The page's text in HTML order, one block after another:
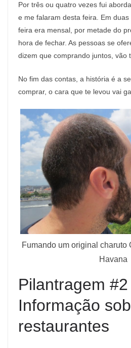
Por três ou quatro vezes fui
e me falaram desta feira. Em
feira era mensal, por metade do
hora de fechar. As pessoas se
dizem que comprando juntos, vão
No fim das contas, a história é a
comprar, o cara que te levou vai
Fumando um original charuto
Havana
Pilantragem
Informação
restaurantes